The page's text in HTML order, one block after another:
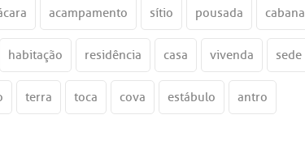
acampamento sítio pousada cabana
habitação residência casa vivenda sede
terra toca cova estábulo antro